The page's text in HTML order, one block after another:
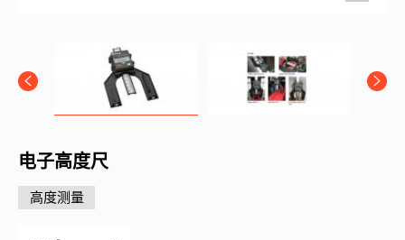
电子高度尺
高度测量